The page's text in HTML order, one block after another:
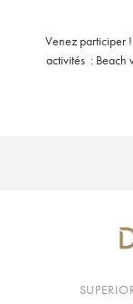
Venez participer
activités : Beach